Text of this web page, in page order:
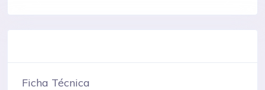
Ficha Técnica